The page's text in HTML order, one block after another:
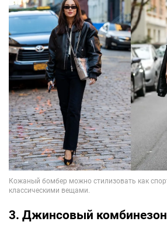
3. Джинсовый комбинезон